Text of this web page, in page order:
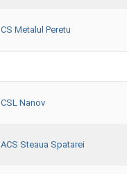
CS Metalul Peretu
CSL Nanov
ACS Steaua Spatarei